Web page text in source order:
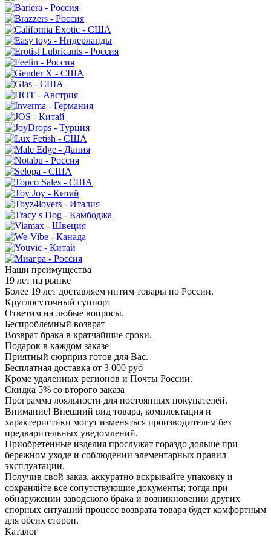
Наши преимущества
19 лет на рынке
Более 19 лет доставляем интим товары по России.
Круглосуточный суппорт
Ответим на любые вопросы.
Беспроблемный возврат
Возврат брака в кратчайшие сроки.
Подарок в каждом заказе
Приятный сюрприз готов для Вас.
Бесплатная доставка от 3 000 руб
Кроме удаленных регионов и Почты России.
Скидка 5% со второго заказа
Программа лояльности для постоянных покупателей.
Внимание! Внешний вид товара, комплектация и
характеристики могут изменяться производителем без
предварительных уведомлений.
Приобретенные изделия прослужат гораздо дольше при
бережном уходе и соблюдении элементарных правил
эксплуатации.
Получив свой заказ, аккуратно вскрывайте упаковку и
сохраняйте все сопутствующие документы; тогда при
обнаружении заводского брака и возникновении других
спорных ситуаций процесс возврата товара будет комфортным
для обеих сторон.
Каталог